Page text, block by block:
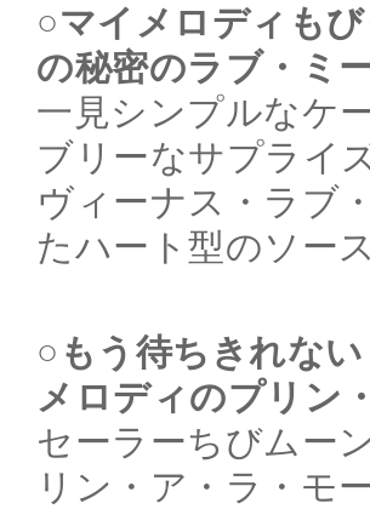
○マイメロディも
の秘密のラブ・
一見シンプルなケ
ブリーなサプライ
ヴィーナス・ラブ
たハート型のソー
○もう待ちきれな
メロディのプリ
セーラーちびムー
リン・ア・ラ・モ